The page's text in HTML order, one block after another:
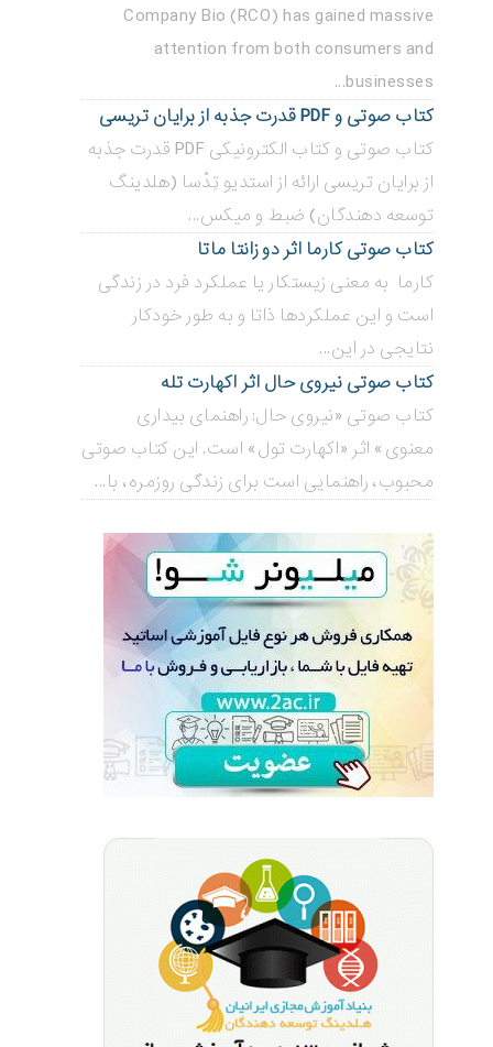
Company Bio (RCO) has gained massive
attention from both consumers and
businesses...
کتاب صوتی و PDF قدرت جذبه از برایان تریسی
کتاب صوتی و کتاب الکترونیکی PDF قدرت جذبه
از برایان تریسی ارائه از استدیو تِدْسا (هلدینگ
توسعه دهندگان) ضبط و میکس...
کتاب صوتی کارما اثر دو زانتا ماتا
کارما به معنی زیستکار یا عملکرد فرد در زندگی
است و این عملکردها ذاتا و به طور خودکار
نتایجی در این...
کتاب صوتی نیروی حال اثر اکهارت تله
کتاب صوتی «نیروی حال: راهنمای بیداری
معنوی» اثر «اکهارت تول» است. این کتاب صوتی
محبوب، راهنمایی است برای زندگی روزمره، با...